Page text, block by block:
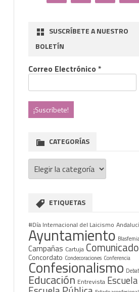
SUSCRÍBETE A NUESTRO
BOLETÍN
Correo Electrónico *
CATEGORÍAS
Categorías
ETIQUETAS
#Día Internacional del Laicismo
Ayuntamiento
Campañas Cartuja Comunicado
Concordato Condecoraciones Conferencia
Confesionalismo
Educación Entrevista